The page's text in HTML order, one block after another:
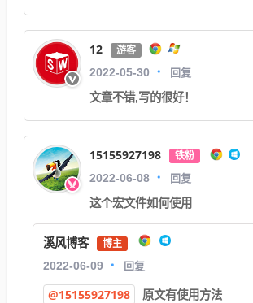
12 游客
2022-05-30 回复
文章不错,写的很好！
15155927198 铁粉
2022-06-08 回复
这个宏文件如何使用
溪风博客 博主
2022-06-09 回复
@15155927198 原文有使用方法